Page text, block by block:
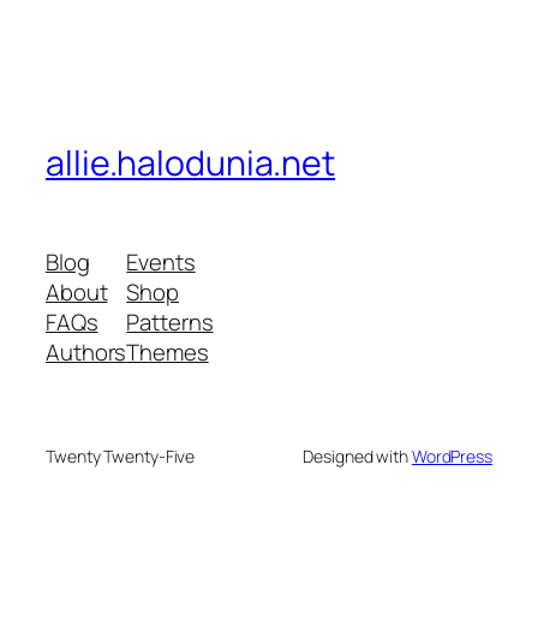
allie.halodunia.net
Blog
About
FAQs
Authors
Events
Shop
Patterns
Themes
Twenty Twenty-Five Designed withWordPress